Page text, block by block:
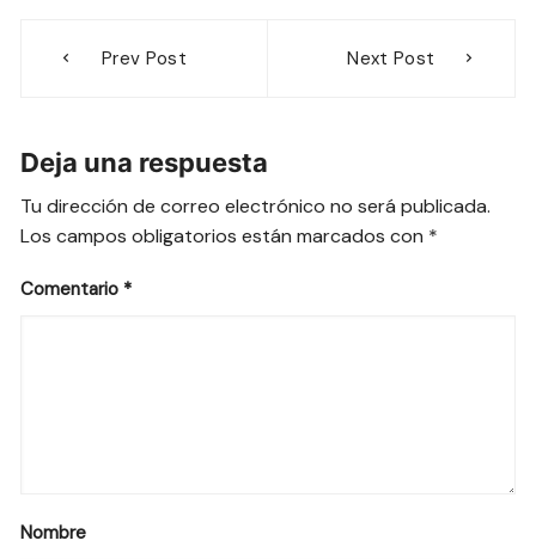
Prev Post Next Post
Deja una respuesta
Tu dirección de correo electrónico no será publicada.
Los campos obligatorios están marcados con *
Comentario *
Nombre